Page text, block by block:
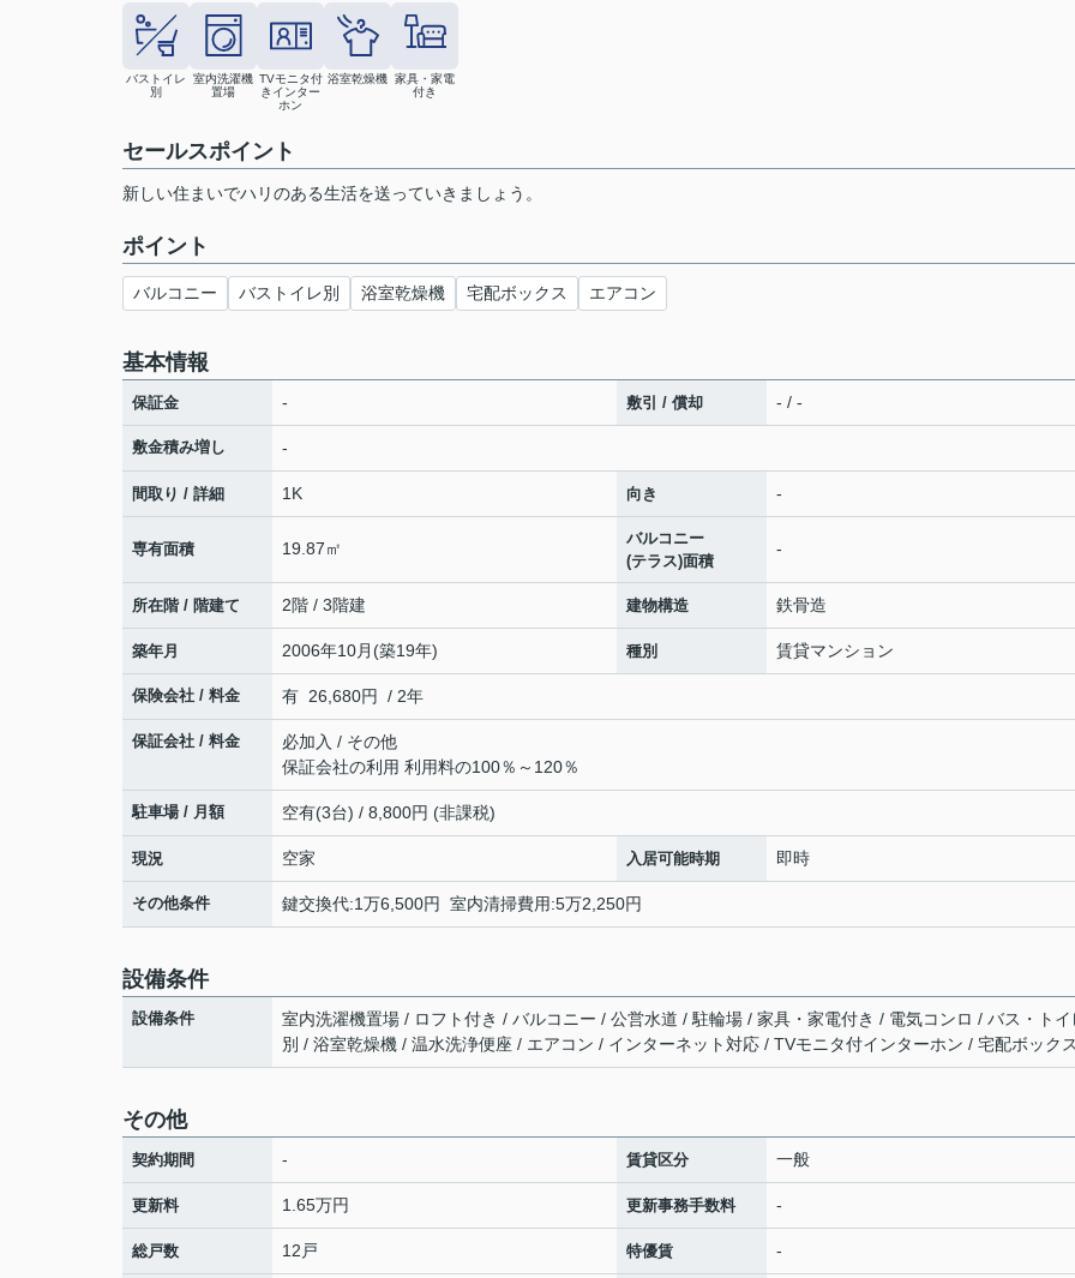
バストイレ
別
室内洗濯機
置場
TVモニタ付
きインター
ホン
浴室乾燥機 家具・家電
付き
セールスポイント
新しい住まいでハリのある生活を送っていきましょう。
ポイント
バルコニー バストイレ別 浴室乾燥機 宅配ボックス エアコン
基本情報
保証金 - 敷引 / 償却 - / -
敷金積み増し -
間取り / 詳細 1K 向き -
専有面積 19.87㎡
バルコニー
(テラス)面積
-
所在階 / 階建て 2階 / 3階建 建物構造 鉄骨造
築年月 2006年10月(築19年) 種別 賃貸マンション
保険会社 / 料金 有 26,680円 / 2年
保証会社 / 料金
必加入 / その他
保証会社の利用 利用料の100％～120％
駐車場 / 月額 空有(3台) / 8,800円 (非課税)
現況 空家 入居可能時期 即時
その他条件 鍵交換代:1万6,500円 室内清掃費用:5万2,250円
設備条件
設備条件
室内洗濯機置場 / ロフト付き / バルコニー / 公営水道 / 駐輪場 / 家具・家電付き / 電気コンロ / バス・トイ
別 / 浴室乾燥機 / 温水洗浄便座 / エアコン / インターネット対応 / TVモニタ付インターホン / 宅配ボック
その他
契約期間 - 賃貸区分 一般
更新料 1.65万円 更新事務手数料 -
総戸数 12戸 特優賃 -